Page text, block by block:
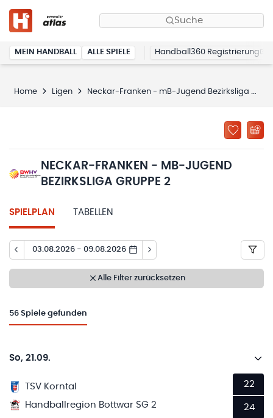
Suche
MEIN HANDBALL ALLE SPIELE Handball360 Registrierung
Home Ligen Neckar-Franken - mB-Jugend Bezirksliga Gruppe 2
NECKAR-FRANKEN - MB-JUGEND
BEZIRKSLIGA GRUPPE 2
SPIELPLAN TABELLEN
03.08.2026 - 09.08.2026
Alle Filter zurücksetzen
56 Spiele gefunden
So, 21.09.
TSV Korntal
Handballregion Bottwar SG 2
22
24